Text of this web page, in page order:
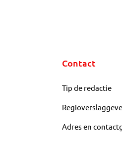
Contact
Tip de redactie
Adres en